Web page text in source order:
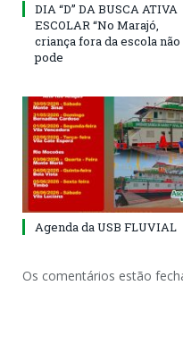
DIA “D” DA BUSCA ATIVA
ESCOLAR “No Marajó,
criança fora da escola não
pode
Agenda da USB FLUVIAL
Os comentários estão